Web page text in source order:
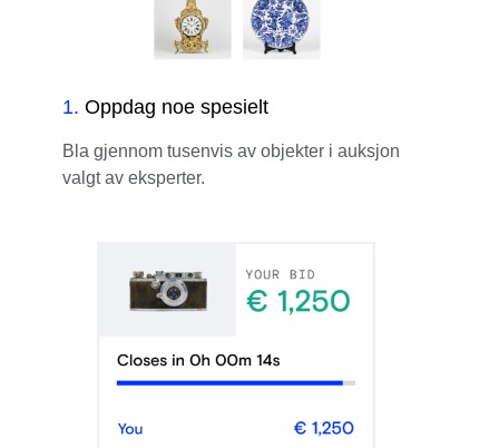
1. Oppdag noe spesielt
Bla gjennom tusenvis av objekter i auksjon
valgt av eksperter.